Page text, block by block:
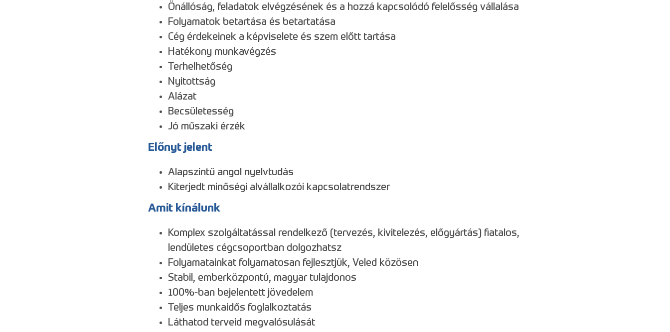
Önállóság, feladatok elvégzésének és a hozzá kapcsolódó felelősség vállalása
Folyamatok betartása és betartatása
Cég érdekeinek a képviselete és szem előtt tartása
Hatékony munkavégzés
Terhelhetőség
Nyitottság
Alázat
Becsületesség
Jó műszaki érzék
Előnyt jelent
Alapszintű angol nyelvtudás
Kiterjedt minőségi alvállalkozói kapcsolatrendszer
Amit kínálunk
Komplex szolgáltatással rendelkező (tervezés, kivitelezés, előgyártás) fiatalos,
lendületes cégcsoportban dolgozhatsz
Folyamatainkat folyamatosan fejlesztjük, Veled közösen
Stabil, emberközpontú, magyar tulajdonos
100%-ban bejelentett jövedelem
Teljes munkaidős foglalkoztatás
Láthatod terveid megvalósulását